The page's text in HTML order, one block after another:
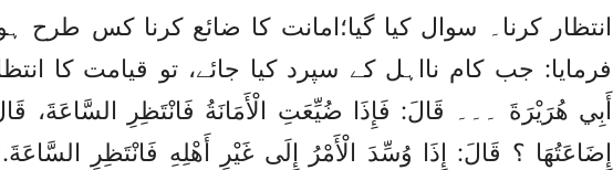
انتظار کرنا۔ سوال کیا گیا؛امانت کا ضائع کرنا کس طرح
فرمایا: جب کام نااہل کے سپرد کیا جائے، تو قیامت کا
أَبِي هُرَيْرَةَ ۔۔۔ ‏‏قَالَ:‏‏‏‏ فَإِذَا ضُيِّعَتِ الْأَمَانَةُ فَانْتَظِرِ السَّاعَةَ،
إِضَاعَتُهَا ؟ قَالَ:‏‏‏‏ إِذَا وُسِّدَ الْأَمْرُ إِلَى غَيْرِ أَهْلِهِ فَانْتَظِرِ